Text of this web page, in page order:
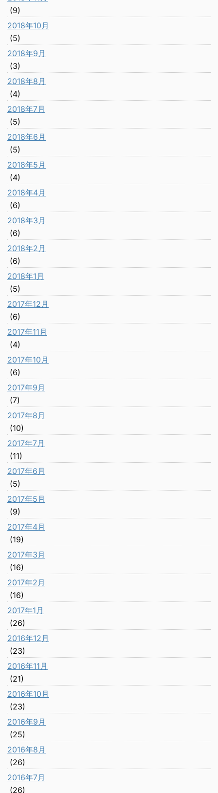
(9)
2018年10月
(5)
2018年9月
(3)
2018年8月
(4)
2018年7月
(5)
2018年6月
(5)
2018年5月
(4)
2018年4月
(6)
2018年3月
(6)
2018年2月
(6)
2018年1月
(5)
2017年12月
(6)
2017年11月
(4)
2017年10月
(6)
2017年9月
(7)
2017年8月
(10)
2017年7月
(11)
2017年6月
(5)
2017年5月
(9)
2017年4月
(19)
2017年3月
(16)
2017年2月
(16)
2017年1月
(26)
2016年12月
(23)
2016年11月
(21)
2016年10月
(23)
2016年9月
(25)
2016年8月
(26)
2016年7月
(26)